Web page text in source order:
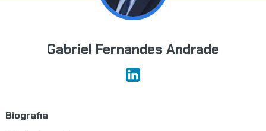
Gabriel Fernandes Andrade
Biografia